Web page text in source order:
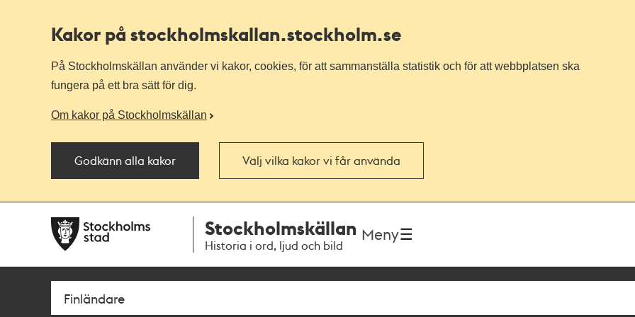
Kakor på stockholmskallan.stockholm.se
På Stockholmskällan använder vi kakor, cookies, för att sammanställa statistik och för att webbplatsen ska
fungera på ett bra sätt för dig.
Om kakor på Stockholmskällan
Godkänn alla kakor Välj vilka kakor vi får använda
navigationen
huvudinnehållet
Stockholmskällan
Historia i ord, ljud och bild
Meny
Sök